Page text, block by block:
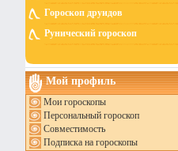
Гороскоп друидов
Рунический гороскоп
Мой профиль
Мои гороскопы
Персональный гороскоп
Совместимость
Подписка на гороскопы